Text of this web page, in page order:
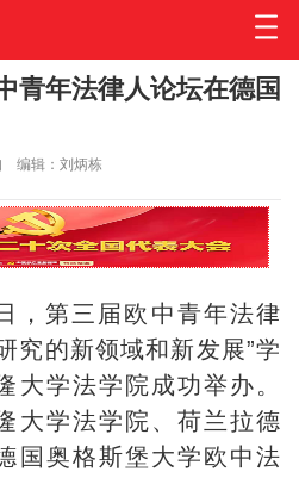
青年法律人论坛在德国
编辑：刘炳栋
，第三届欧中青年法律
究的新领域和新发展”学
大学法学院成功举办。
大学法学院、荷兰拉德
国奥格斯堡大学欧中法